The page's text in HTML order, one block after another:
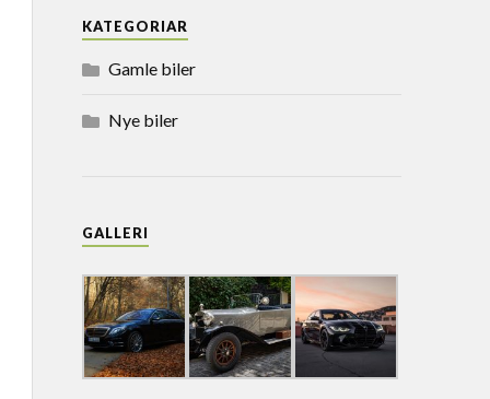
KATEGORIAR
Gamle biler
Nye biler
GALLERI